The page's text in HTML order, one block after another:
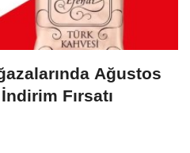
Ağustos
Fırsatı